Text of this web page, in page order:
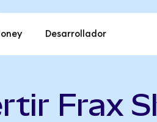
Desarrollador
Frax